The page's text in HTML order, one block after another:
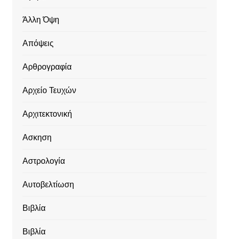
Άλλη Όψη
Απόψεις
Αρθρογραφία
Αρχείο Τευχών
Αρχιτεκτονική
Ασκηση
Αστρολογία
Αυτοβελτίωση
Βιβλία
Βιβλία